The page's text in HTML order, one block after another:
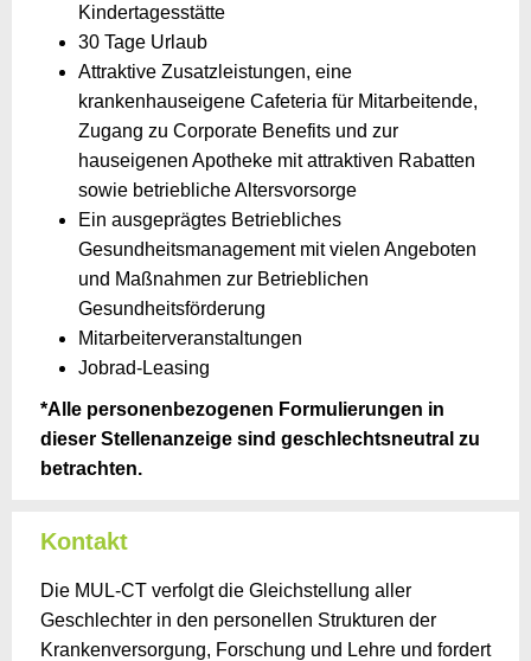
Kindertagesstätte
30 Tage Urlaub
Attraktive Zusatzleistungen, eine
krankenhauseigene Cafeteria für Mitarbeitende,
Zugang zu Corporate Benefits und zur
hauseigenen Apotheke mit attraktiven Rabatten
sowie betriebliche Altersvorsorge
Ein ausgeprägtes Betriebliches
Gesundheitsmanagement mit vielen Angeboten
und Maßnahmen zur Betrieblichen
Gesundheitsförderung
Mitarbeiterveranstaltungen
Jobrad-Leasing
*Alle personenbezogenen Formulierungen in
dieser Stellenanzeige sind geschlechtsneutral zu
betrachten.
Kontakt
Die MUL-CT verfolgt die Gleichstellung aller
Geschlechter in den personellen Strukturen der
Krankenversorgung, Forschung und Lehre und fordert